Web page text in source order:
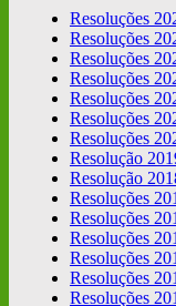
Resoluções
Resoluções
Resoluções
Resoluções
Resoluções
Resoluções
Resoluções
Resolução
Resolução
Resoluções
Resoluções
Resoluções
Resoluções
Resoluções
Resoluções